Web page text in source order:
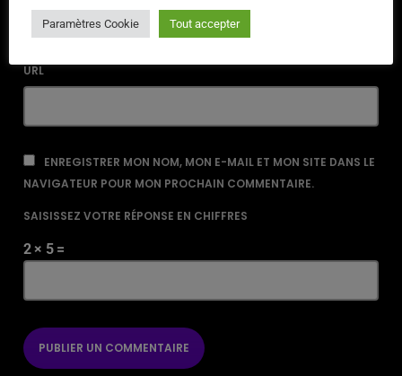
URL
ENREGISTRER MON NOM, MON E-MAIL ET MON SITE DANS LE
NAVIGATEUR POUR MON PROCHAIN COMMENTAIRE.
SAISISSEZ VOTRE RÉPONSE EN CHIFFRES
2 × 5 =
Paramètres Cookie Tout accepter